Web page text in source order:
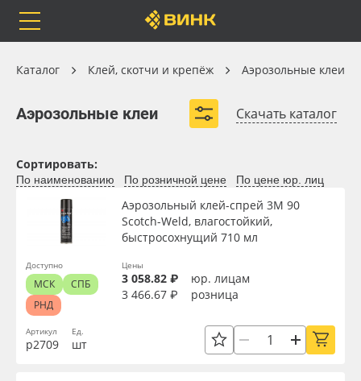
Каталог
Бренды
Доставка
Оплата
Весь каталог
Рулонные материалы
Самоклеящиеся плёнки
Листовые материалы
Чернила
Каталог Клей, скотчи и крепёж Аэрозольные клеи
Аэрозольные клеи Скачать каталог
Клей, скотчи и крепёж
Аэрозольные клеи 3M™
Вид
Ширина, мм
Сортировать:
По наименованию По розничной цене По цене юр. лиц
Артикул
р2709
Аэрозольный клей-спрей 3M 90
Scotch-Weld, влагостойкий,
быстросохнущий 710 мл
Ед.
шт
Цены
3 058.82 ₽
юр. лицам
3 466.67 ₽
розница
Доступно
МСК
СПБ
РНД